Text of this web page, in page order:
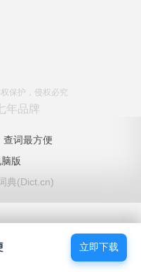
保护，侵权必究
年品牌
查词最方便
版
典(Dict.cn)
立即下载
立即下载